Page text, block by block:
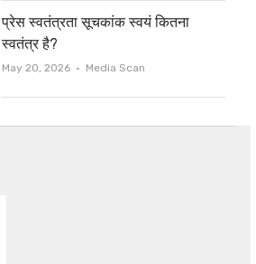
प्रेस स्वतंत्रता सूचकांक स्वयं कितना
स्वतंत्र है?
May 20, 2026 Author
Media Scan